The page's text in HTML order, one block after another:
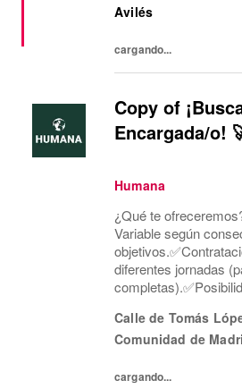
comerciales,
Avilés
cargando...
Copy of
Encargada/o!
Humana
¿Qué te
Variable según
diferentes jornadas
ti: turnos rotativos de
mañana o tarde.
Calle de Tomás
Comunidad de
cargando...